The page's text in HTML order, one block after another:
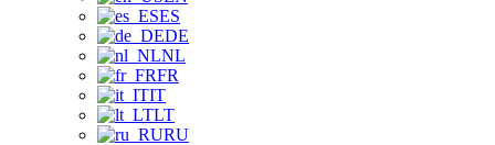
ES
DE
NL
FR
IT
LT
RU